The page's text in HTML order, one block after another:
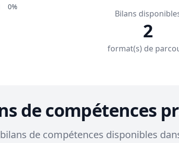
0%
Bilans
2
format(s) de
de compétences
de compétences disponibles